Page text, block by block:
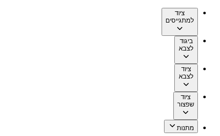
ציוד
למתגייסים
ביגוד
לצבא
ציוד
לצבא
ציוד
שפצור
מתנות